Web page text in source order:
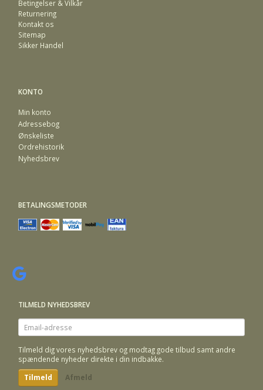
Betingelser & Vilkår
Returnering
Kontakt os
Sitemap
Sikker Handel
KONTO
Min konto
Adressebog
Ønskeliste
Ordrehistorik
Nyhedsbrev
BETALINGSMETODER
TILMELD NYHEDSBREV
Email-
adresse
Tilmeld dig vores nyhedsbrev og modtag gode tilbud samt andre
spændende nyheder direkte i din indbakke.
Tilmeld Afmeld